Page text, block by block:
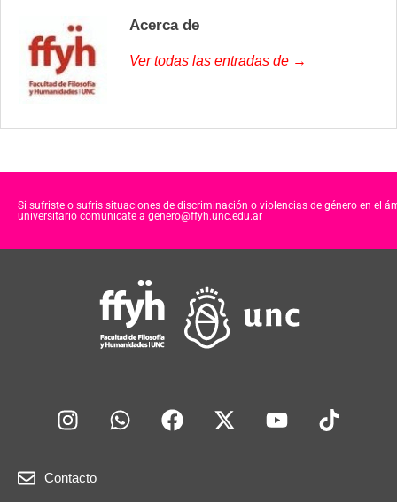
Acerca de
Ver todas las entradas de →
Si sufriste o sufris situaciones de discriminación o violencias de género en el
universitario comunicate a genero@ffyh.unc.edu.ar
Contacto